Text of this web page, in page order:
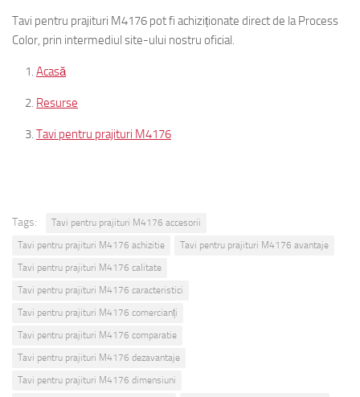
Tavi pentru prajituri M4176 pot fi achiziționate direct de la Process
Color, prin intermediul site-ului nostru oficial.
Acasă
Resurse
Tavi pentru prajituri M4176
Tags:
Tavi pentru prajituri M4176 accesorii
Tavi pentru prajituri M4176 achizitie
Tavi pentru prajituri M4176 avantaje
Tavi pentru prajituri M4176 calitate
Tavi pentru prajituri M4176 caracteristici
Tavi pentru prajituri M4176 comercianți
Tavi pentru prajituri M4176 comparatie
Tavi pentru prajituri M4176 dezavantaje
Tavi pentru prajituri M4176 dimensiuni